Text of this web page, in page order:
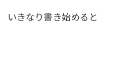
いきなり書き始めると